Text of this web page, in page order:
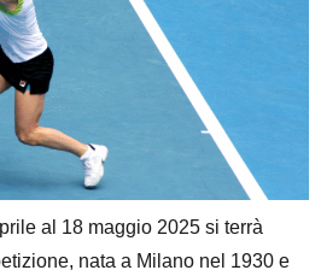
al 18 maggio 2025 si terrà
nata a Milano nel 1930 e